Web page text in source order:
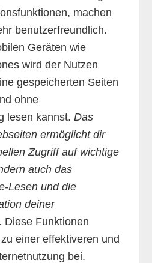
machen
benutzerfreundlich.
Geräten wie
wird der Nutzen
gespeicherten Seiten
ohne
lesen kannst.Das
ermöglicht dir
Zugriff auf wichtige
auch das
Lesen und die
deiner
. Diese Funktionen
einer effektiveren und
bei.